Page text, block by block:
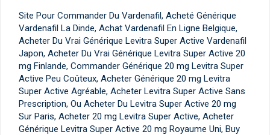
Site Pour Commander Du Vardenafil, Acheté Générique
Vardenafil La Dinde, Achat Vardenafil En Ligne Belgique,
Acheter Du Vrai Générique Levitra Super Active Vardenafil
Japon, Acheter Du Vrai Générique Levitra Super Active 20
mg Finlande, Commander Générique 20 mg Levitra Super
Active Peu Coûteux, Acheter Générique 20 mg Levitra
Super Active Agréable, Acheter Levitra Super Active Sans
Prescription, Ou Acheter Du Levitra Super Active 20 mg
Sur Paris, Acheter 20 mg Levitra Super Active, Acheter
Générique Levitra Super Active 20 mg Royaume Uni, Buy